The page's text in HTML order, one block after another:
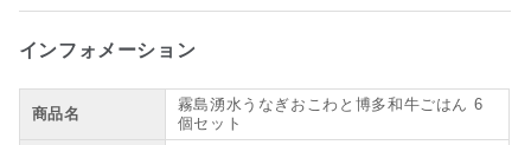
インフォメーション
商品名
霧島湧水うなぎおこわと博多和牛ごはん 6
個セット